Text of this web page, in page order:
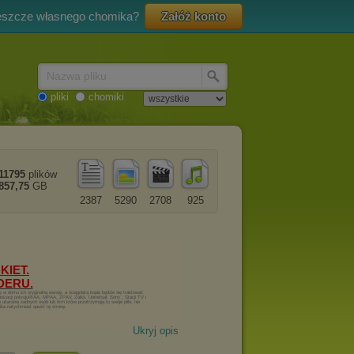
własnego chomika? Załóż konto
pliki chomiki
925
2708
5290
2387
11795 plików
GB
Ukryj opis